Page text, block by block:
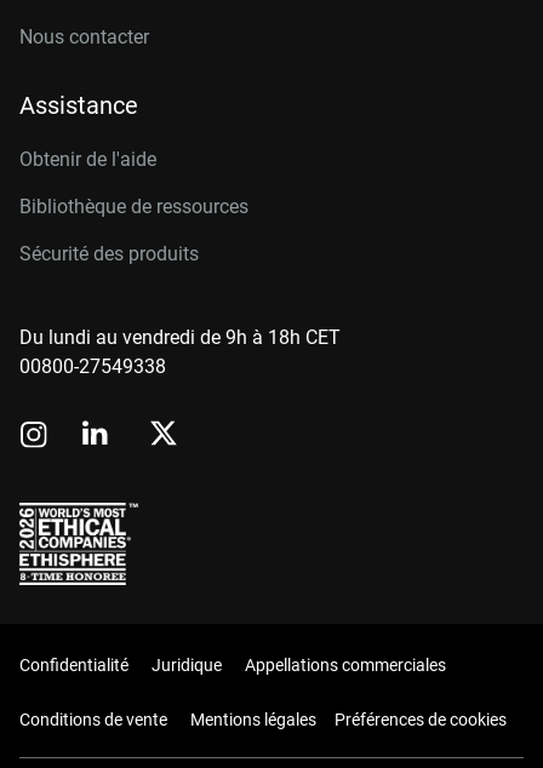
Nous contacter
Assistance
Obtenir de l'aide
Bibliothèque de ressources
Sécurité des produits
Du lundi au vendredi de 9h à 18h CET
00800-27549338
Confidentialité Juridique Appellations commerciales
Conditions de vente Mentions légales Préférences de cookies